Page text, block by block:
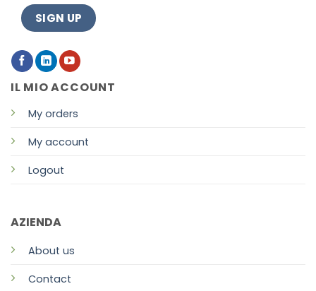
IL MIO ACCOUNT
My orders
My account
Logout
AZIENDA
About us
Contact